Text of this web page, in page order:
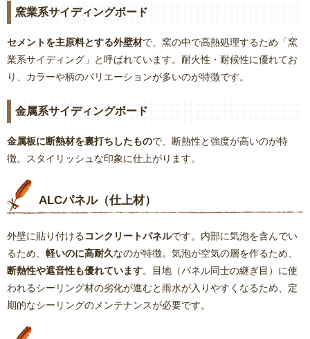
窯業系サイディングボード
セメントを主原料とする外壁材で、窯の中で高熱処理するため「窯
業系サイディング」と呼ばれています。耐火性・耐候性に優れてお
り、カラーや柄のバリエーションが多いのが特徴です。
金属系サイディングボード
金属板に断熱材を裏打ちしたもので、断熱性と強度が高いのが特
徴。スタイリッシュな印象に仕上がります。
ALCパネル（仕上材）
外壁に貼り付けるコンクリートパネルです。内部に気泡を含んでい
るため、 軽いのに高耐久なのが特徴。気泡が空気の層を作るため、
断熱性や遮音性も優れています。目地（パネル同士の継ぎ目）に使
われるシーリング材の劣化が進むと雨水が入りやすくなるため、定
期的なシーリングのメンテナンスが必要です。